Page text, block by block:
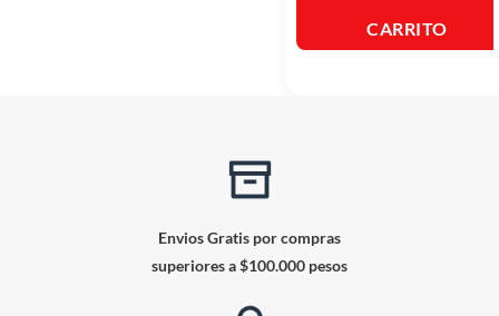
CARRITO
Envios Gratis por compras
superiores a $100.000 pesos